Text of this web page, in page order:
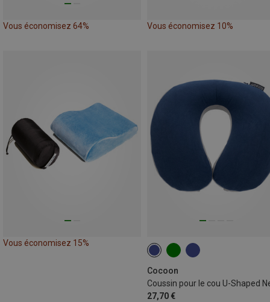
Vous économisez 64% Vous économisez 10%
Vous économisez 15%
Cocoon
Coussin pour le cou U-Shaped
27,70 €